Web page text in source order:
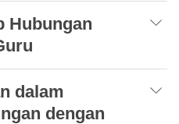
Hubungan
dalam
dengan